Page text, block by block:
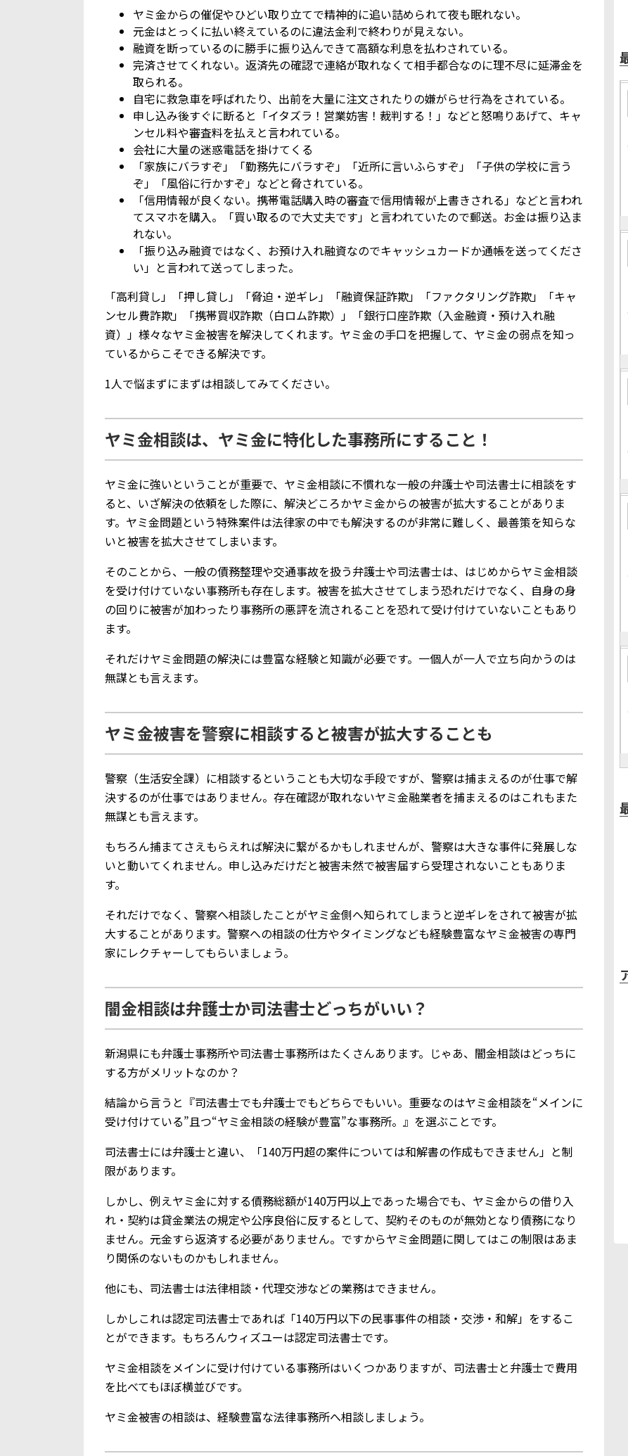
ヤミ金からの催促やひどい取り立てで精神的に追い詰められて夜も眠れない。
元金はとっくに払い終えているのに違法金利で終わりが見えない。
融資を断っているのに勝手に振り込んできて高額な利息を払わされている。
完済させてくれない。返済先の確認で連絡が取れなくて相手都合なのに理不尽に延滞金を
取られる。
自宅に救急車を呼ばれたり、出前を大量に注文されたりの嫌がらせ行為をされている。
申し込み後すぐに断ると「イタズラ！営業妨害！裁判する！」などと怒鳴りあげて、キャ
ンセル料や審査料を払えと言われている。
会社に大量の迷惑電話を掛けてくる
「家族にバラすぞ」「勤務先にバラすぞ」「近所に言いふらすぞ」「子供の学校に言う
ぞ」「風俗に行かすぞ」などと脅されている。
「信用情報が良くない。携帯電話購入時の審査で信用情報が上書きされる」などと言われ
てスマホを購入。「買い取るので大丈夫です」と言われていたので郵送。お金は振り込ま
れない。
「振り込み融資ではなく、お預け入れ融資なのでキャッシュカードか通帳を送ってくださ
い」と言われて送ってしまった。
「高利貸し」「押し貸し」「脅迫・逆ギレ」「融資保証詐欺」「ファクタリング詐欺」「キャ
ンセル費詐欺」「携帯買収詐欺（白ロム詐欺）」「銀行口座詐欺（入金融資・預け入れ融
資）」様々なヤミ金被害を解決してくれます。ヤミ金の手口を把握して、ヤミ金の弱点を知っ
ているからこそできる解決です。
1人で悩まずにまずは相談してみてください。
ヤミ金相談は、ヤミ金に特化した事務所にすること！
ヤミ金に強いということが重要で、ヤミ金相談に不慣れな一般の弁護士や司法書士に相談をす
ると、いざ解決の依頼をした際に、解決どころかヤミ金からの被害が拡大することがありま
す。ヤミ金問題という特殊案件は法律家の中でも解決するのが非常に難しく、最善策を知らな
いと被害を拡大させてしまいます。
そのことから、一般の債務整理や交通事故を扱う弁護士や司法書士は、はじめからヤミ金相談
を受け付けていない事務所も存在します。被害を拡大させてしまう恐れだけでなく、自身の身
の回りに被害が加わったり事務所の悪評を流されることを恐れて受け付けていないこともあり
ます。
それだけヤミ金問題の解決には豊富な経験と知識が必要です。一個人が一人で立ち向かうのは
無謀とも言えます。
ヤミ金被害を警察に相談すると被害が拡大することも
警察（生活安全課）に相談するということも大切な手段ですが、警察は捕まえるのが仕事で解
決するのが仕事ではありません。存在確認が取れないヤミ金融業者を捕まえるのはこれもまた
無謀とも言えます。
もちろん捕まてさえもらえれば解決に繋がるかもしれませんが、警察は大きな事件に発展しな
いと動いてくれません。申し込みだけだと被害未然で被害届すら受理されないこともありま
す。
それだけでなく、警察へ相談したことがヤミ金側へ知られてしまうと逆ギレをされて被害が拡
大することがあります。警察への相談の仕方やタイミングなども経験豊富なヤミ金被害の専門
家にレクチャーしてもらいましょう。
闇金相談は弁護士か司法書士どっちがいい？
新潟県にも弁護士事務所や司法書士事務所はたくさんあります。じゃあ、闇金相談はどっちに
する方がメリットなのか？
結論から言うと『司法書士でも弁護士でもどちらでもいい。重要なのはヤミ金相談を“メインに
受け付けている”且つ“ヤミ金相談の経験が豊富”な事務所。』を選ぶことです。
司法書士には弁護士と違い、「140万円超の案件については和解書の作成もできません」と制
限があります。
しかし、例えヤミ金に対する債務総額が140万円以上であった場合でも、ヤミ金からの借り入
れ・契約は貸金業法の規定や公序良俗に反するとして、契約そのものが無効となり債務になり
ません。元金すら返済する必要がありません。ですからヤミ金問題に関してはこの制限はあま
り関係のないものかもしれません。
他にも、司法書士は法律相談・代理交渉などの業務はできません。
しかしこれは認定司法書士であれば「140万円以下の民事事件の相談・交渉・和解」をするこ
とができます。もちろんウィズユーは認定司法書士です。
ヤミ金相談をメインに受け付けている事務所はいくつかありますが、司法書士と弁護士で費用
を比べてもほぼ横並びです。
ヤミ金被害の相談は、経験豊富な法律事務所へ相談しましょう。